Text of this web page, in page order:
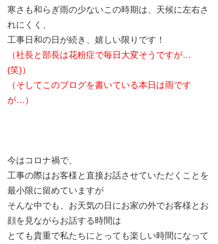
寒さも和らぎ雨の少ないこの時期は、天候に左右さ
れにくく、
工事日和の日が続き、嬉しい限りです！
（社長と部長は花粉症で毎日大変そうですが…
(笑)）
（そしてこのブログを書いている本日は雨です
が…）
今はコロナ禍で、
工事の際はお客様と直接お話させていただくことを
最小限に留めていますが
そんな中でも、お天気の日にお家の外でお客様とお
顔を見ながらお話する時間は
とても貴重で私たちにとっても楽しい時間になって